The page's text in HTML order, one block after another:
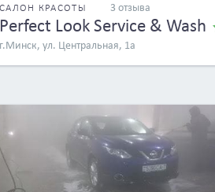
САЛОН КРАСОТЫ 3 отзыва
Perfect Look Service & Wash
г.Минск, ул. Центральная, 1а